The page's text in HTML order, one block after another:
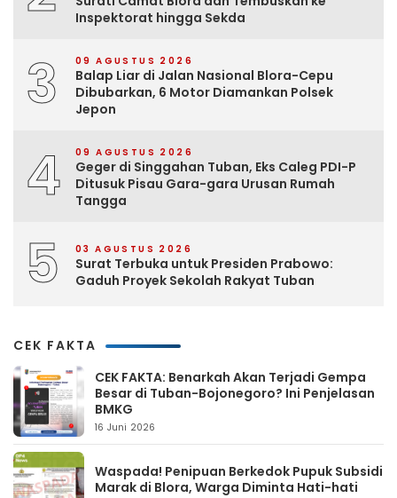
Inspektorat hingga Sekda
3 09 AGUSTUS 2026
Balap Liar di Jalan Nasional Blora-Cepu
Dibubarkan, 6 Motor Diamankan Polsek
Jepon
4 09 AGUSTUS 2026
Geger di Singgahan Tuban, Eks Caleg PDI-P
Ditusuk Pisau Gara-gara Urusan Rumah
Tangga
5 03 AGUSTUS 2026
Surat Terbuka untuk Presiden Prabowo:
Gaduh Proyek Sekolah Rakyat Tuban
CEK FAKTA
CEK FAKTA: Benarkah Akan Terjadi Gempa
Besar di Tuban-Bojonegoro? Ini Penjelasan
BMKG
16 Juni 2026
Waspada! Penipuan Berkedok Pupuk Subsidi
Marak di Blora, Warga Diminta Hati-hati